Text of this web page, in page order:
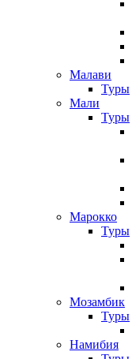
Малави
Туры
Мали
Туры
Марокко
Туры
Мозамбик
Туры
Намибия